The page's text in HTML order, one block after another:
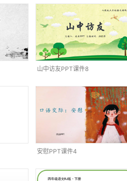
山中访友PPT课件8
安慰PPT课件4